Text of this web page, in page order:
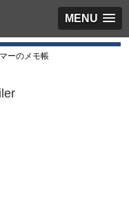
MENU
ーのメモ帳